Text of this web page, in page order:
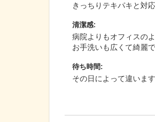
きっちりテキパキと対
清潔感:
病院よりもオフィスの
お手洗いも広くて綺麗で
待ち時間:
その日によって違いま